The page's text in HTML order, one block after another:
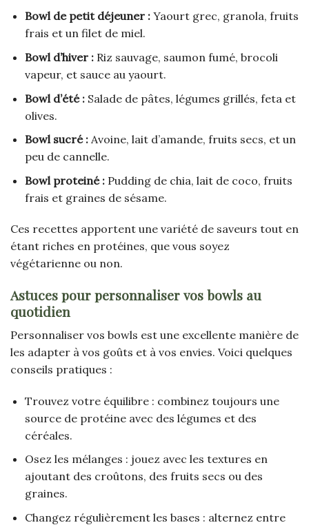
Bowl de petit déjeuner :Yaourt grec, granola, fruits
frais et un filet de miel.
Bowl d’hiver :Riz sauvage, saumon fumé, brocoli
vapeur, et sauce au yaourt.
Bowl d’été :Salade de pâtes, légumes grillés, feta et
olives.
Bowl sucré :Avoine, lait d’amande, fruits secs, et un
peu de cannelle.
Bowl proteiné :Pudding de chia, lait de coco, fruits
frais et graines de sésame.
Ces recettes apportent une variété de saveurs tout en
étant riches en protéines, que vous soyez
végétarienne ou non.
Astuces pour personnaliser vos bowls au
quotidien
Personnaliser vos bowls est une excellente manière de
les adapter à vos goûts et à vos envies. Voici quelques
conseils pratiques :
Trouvez votre équilibre : combinez toujours une
source de protéine avec des légumes et des
céréales.
Osez les mélanges : jouez avec les textures en
ajoutant des croûtons, des fruits secs ou des
graines.
Changez régulièrement les bases : alternez entre